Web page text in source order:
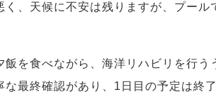
く、天候に不安は残りますが、プール
飯を食べながら、海洋リハビリを行う
最終確認があり、1日目の予定は終了